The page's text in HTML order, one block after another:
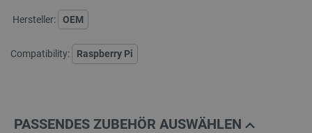
Hersteller: OEM
Compatibility: Raspberry Pi
PASSENDES ZUBEHÖR AUSWÄHLEN